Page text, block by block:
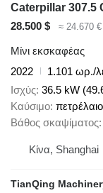
28.500 $ ≈ 24.670 €
Μίνι εκσκαφέας
2022
1.101 ωρ./
Ισχύς 36.5 kW
Καύσιμο πετρέλαιο
Βάθος σκαψίματος
Κίνα, Shanghai
TianQing